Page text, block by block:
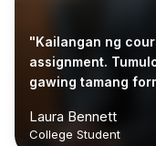
"Kailangan ng
assignment.
gawing tamang
Laura Bennett
College Student